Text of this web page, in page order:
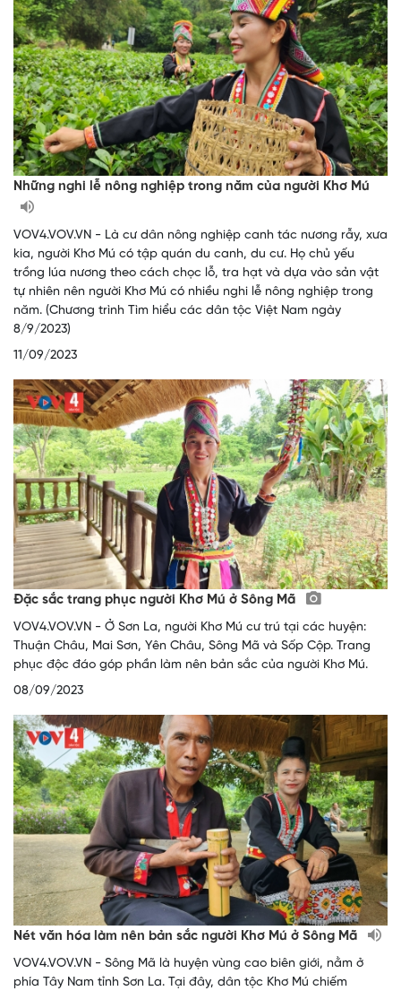
Những nghi lễ nông nghiệp trong năm của người Khơ Mú
VOV4.VOV.VN - Là cư dân nông nghiệp canh tác nương rẫy, xưa
kia, người Khơ Mú có tập quán du canh, du cư. Họ chủ yếu
trồng lúa nương theo cách chọc lỗ, tra hạt và dựa vào sản vật
tự nhiên nên người Khơ Mú có nhiều nghi lễ nông nghiệp trong
năm. (Chương trình Tìm hiểu các dân tộc Việt Nam ngày
8/9/2023)
11/09/2023
Đặc sắc trang phục người Khơ Mú ở Sông Mã
VOV4.VOV.VN - Ở Sơn La, người Khơ Mú cư trú tại các huyện:
Thuận Châu, Mai Sơn, Yên Châu, Sông Mã và Sốp Cộp. Trang
phục độc đáo góp phần làm nên bản sắc của người Khơ Mú.
08/09/2023
Nét văn hóa làm nên bản sắc người Khơ Mú ở Sông Mã
VOV4.VOV.VN - Sông Mã là huyện vùng cao biên giới, nằm ở
phía Tây Nam tỉnh Sơn La. Tại đây, dân tộc Khơ Mú chiếm